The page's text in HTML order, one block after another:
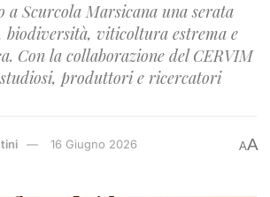
a Scurcola Marsicana una serata
viticoltura estrema e
Con la collaborazione del CERVIM
produttori e ricercatori
16 Giugno 2026 AA